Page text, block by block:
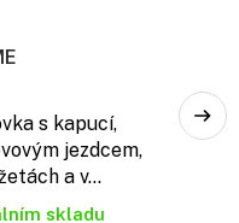
s kapucí,
jezdcem,
a v...
skladu